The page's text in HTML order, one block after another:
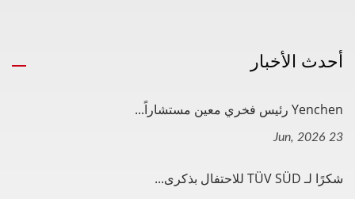
أحدث الأخبار
Yenchen رئيس فخري معين مستشاراً...
23 Jun, 2026
شكرًا لـ TÜV SÜD للاحتفال بذكرى...